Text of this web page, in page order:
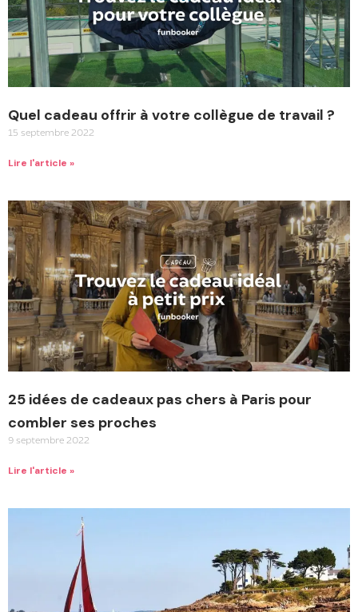
Quel cadeau offrir à votre collègue de travail ?
15 septembre 2022
Lire l'article »
25 idées de cadeaux pas chers à Paris pour
combler ses proches
9 septembre 2022
Lire l'article »